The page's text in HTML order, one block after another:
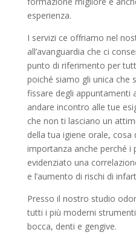
esperienza.
I servizi ce offriamo nel
all’avanguardia che ci
punto di riferimento per
poiché siamo gli unica che
fissare degli appuntamenti
andare incontro alle tue
che non ti lasciano un
della tua igiene orale, cosa
importanza anche perché i
evidenziato una
e l’aumento di rischi di
Presso il nostro studio
tutti i più moderni
bocca, denti e gengive.